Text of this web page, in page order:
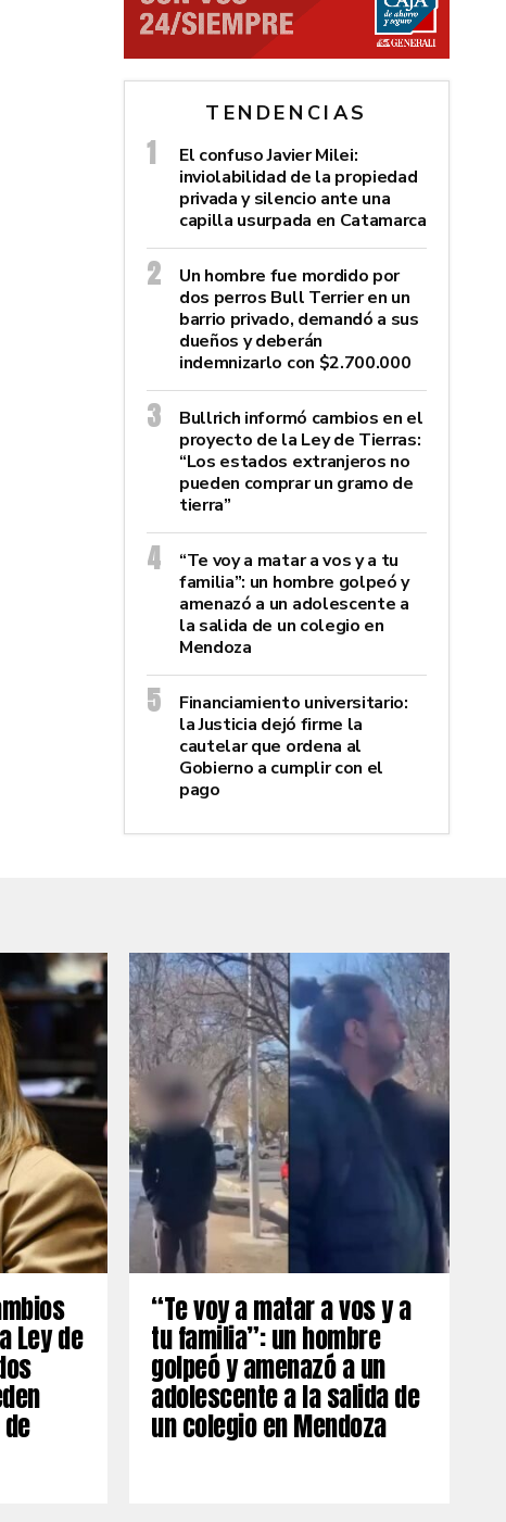
TENDENCIAS
El confuso Javier Milei:
inviolabilidad de la propiedad
privada y silencio ante una
capilla usurpada en Catamarca
Un hombre fue mordido por
dos perros Bull Terrier en un
barrio privado, demandó a sus
dueños y deberán
indemnizarlo con $2.700.000
Bullrich informó cambios en el
proyecto de la Ley de Tierras:
“Los estados extranjeros no
pueden comprar un gramo de
tierra”
“Te voy a matar a vos y a tu
familia”: un hombre golpeó y
amenazó a un adolescente a
la salida de un colegio en
Mendoza
Financiamiento universitario:
la Justicia dejó firme la
cautelar que ordena al
Gobierno a cumplir con el
pago
Ley de
“Te voy a matar a vos y a
tu familia”: un hombre
golpeó y amenazó a un
adolescente a la salida de
un colegio en Mendoza